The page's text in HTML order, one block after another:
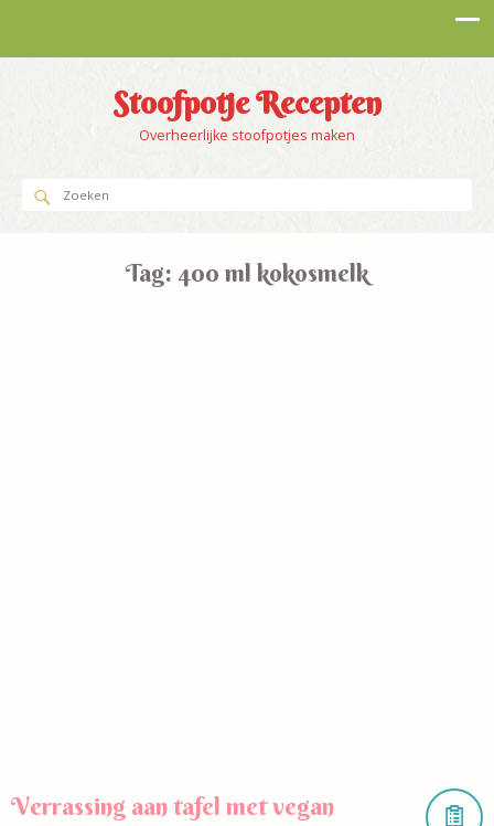
Stoofpotje Recepten
Overheerlijke stoofpotjes maken
Tag: 400 ml kokosmelk
Verrassing aan tafel met vegan